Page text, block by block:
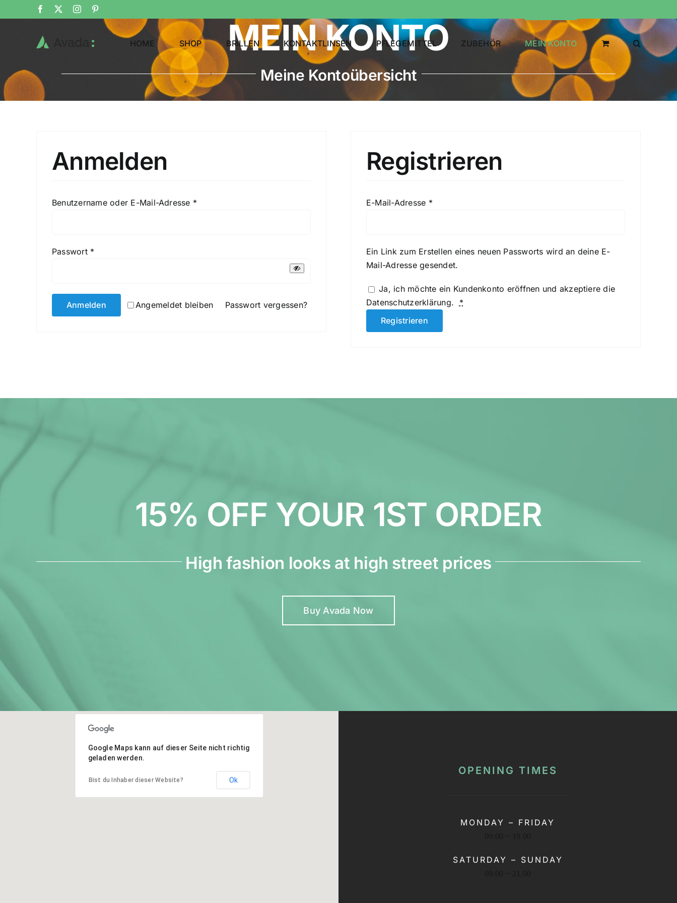
Inhalt
Facebook Instagram
HOME SHOP BRILLEN KONTAKTLINSEN PFLEGEMITTEL ZUBEHÖR MEIN KONTO
MEIN KONTO
Meine Kontoübersicht
Anmelden
Benutzername oder E-Mail-Adresse *
Passwort *
Angemeldet bleiben
Anmelden Passwort vergessen?
Registrieren
E-Mail-Adresse *Erforderlich
Ein Link zum Erstellen eines neuen Passworts wird an deine E-
Mail-Adresse gesendet.
Ja, ich möchte ein Kundenkonto eröffnen und akzeptiere die
Datenschutzerklärung.
*
Registrieren
15% OFF YOUR 1ST ORDER
High fashion looks at high street prices
Buy Avada Now
Google Maps kann auf dieser Seite nicht richtig
geladen werden.
Bist du Inhaber dieser Website? Ok
OPENING TIMES
MONDAY – FRIDAY
SATURDAY – SUNDAY